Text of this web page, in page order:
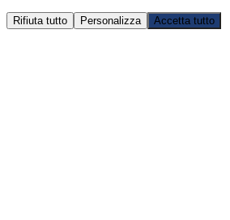
Rifiuta tutto Personalizza Accetta tutto